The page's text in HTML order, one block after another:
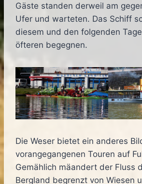
Gäste standen derweil am
Ufer und warteten. Das Schiff
diesem und den folgenden
öfteren begegnen.
Die Weser bietet ein anderes
vorangegangenen Touren auf
Gemählich mäandert der Fluss
Bergland begrenzt von Wiesen